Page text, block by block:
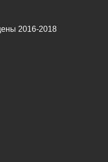
2016-2018